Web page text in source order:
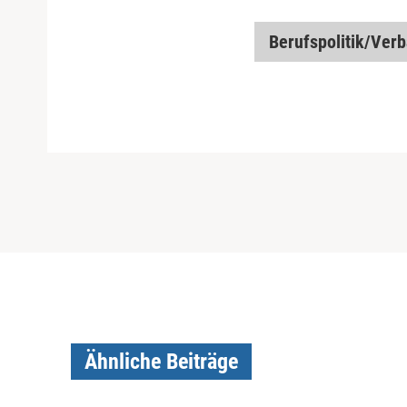
Berufspolitik/
Ähnliche Beiträge